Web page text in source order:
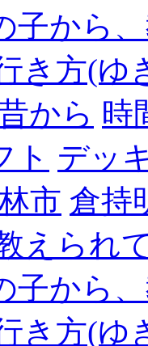
子から
き方(ゆ
から 時
ト デッ
市 倉持
えられ
子から
き方(ゆ